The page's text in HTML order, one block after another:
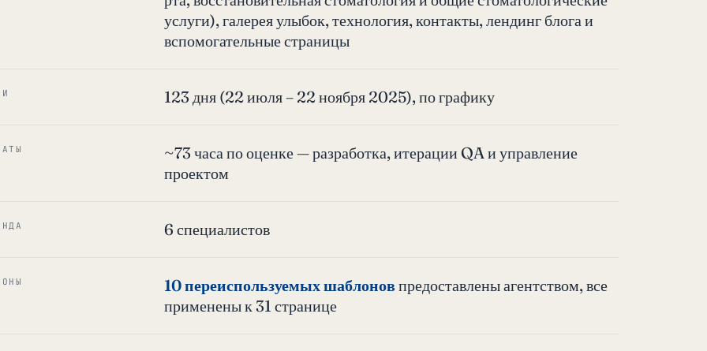
услуги), галерея улыбок, технология, контакты, лендинг блога и
вспомогательные страницы
123 дня (22 июля – 22 ноября 2025), по графику
~73 часа по оценке — разработка, итерации QA и управление
проектом
6 специалистов
10 переиспользуемых шаблоновпредоставлены агентством, все
применены к 31 странице